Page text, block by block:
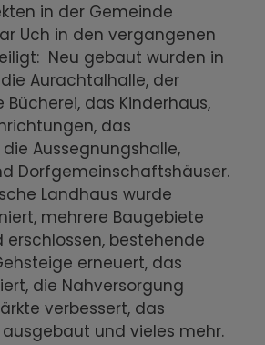
in der Gemeinde
Uch in den vergangenen
Neu gebaut wurden in
die Aurachtalhalle, der
Bücherei, das Kinderhaus,
das
Aussegnungshalle,
Dorfgemeinschaftshäuser.
Landhaus wurde
mehrere Baugebiete
erschlossen, bestehende
erneuert, das
die Nahversorgung
verbessert, das
und vieles mehr.